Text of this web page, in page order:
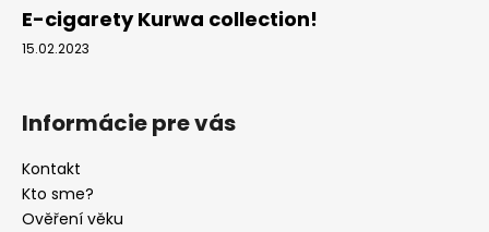
E-cigarety Kurwa collection!
15.02.2023
Informácie pre vás
Kontakt
Kto sme?
Ověření věku